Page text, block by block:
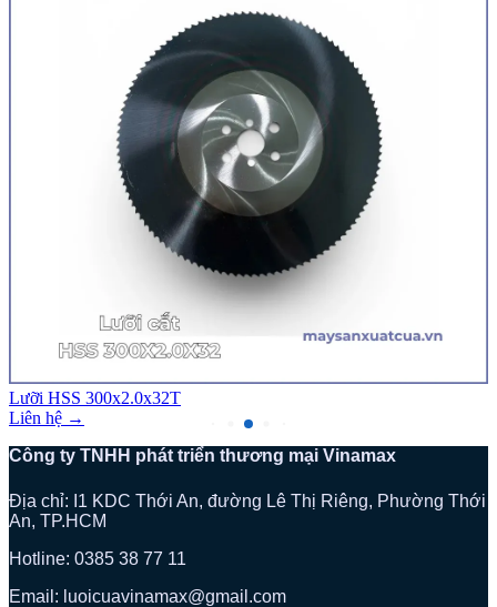
Lưỡi HSS 300x2.0x32T
Liên hệ →
Công ty TNHH phát triển thương mại Vinamax
Địa chỉ: I1 KDC Thới An, đường Lê Thị Riêng, Phường Thới
An, TP.HCM
Hotline: 0385 38 77 11
Email: luoicuavinamax@gmail.com